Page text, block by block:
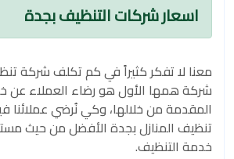
اسعار شركات التنظيف بجدة
معنا لا تفكر كثيراً في كم تكلف شركة
شركة همها الأول هو رضاء العملاء عن
المقدمة من خلالها، وكي نُرضي عملائنا
تنظيف المنازل بجدة الأفضل من حيث
خدمة التنظيف.